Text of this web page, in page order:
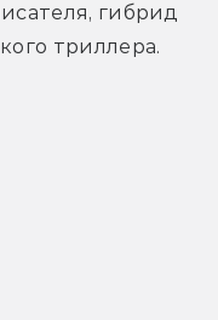
гибрид
триллера.